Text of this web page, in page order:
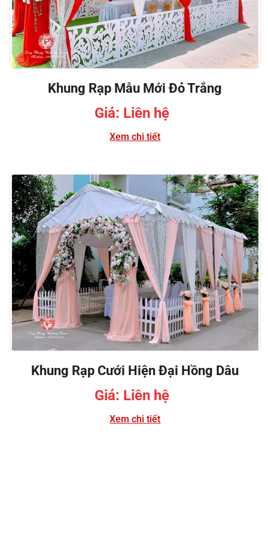
Khung Rạp Mẫu Mới Đỏ Trắng
Giá: Liên hệ
Xem chi tiết
Khung Rạp Cưới Hiện Đại Hồng Dâu
Giá: Liên hệ
Xem chi tiết